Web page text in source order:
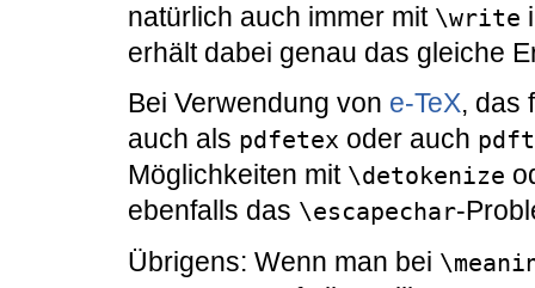
natürlich auch immer mit \write
erhält dabei genau das gleiche
Bei Verwendung von e-TeX, das
auch als pdfetex oder auch
Möglichkeiten mit \detokenize
ebenfalls das \escapechar-
Übrigens: Wenn man bei